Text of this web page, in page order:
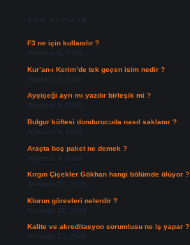
SON YAZILAR
F3 ne için kullanılır ?
Ağustos 6, 2026
Kur’an-ı Kerim’de tek geçen isim nedir ?
Ağustos 6, 2026
Ayçiçeği ayrı mı yazılır birleşik mi ?
Ağustos 5, 2026
Bulgur köftesi dondurucuda nasıl saklanır ?
Ağustos 4, 2026
Araçta boş paket ne demek ?
Ağustos 4, 2026
Kırgın Çiçekler Gökhan hangi bölümde ölüyor ?
Temmuz 27, 2026
Klorun görevleri nelerdir ?
Temmuz 25, 2026
Kalite ve akreditasyon sorumlusu ne iş yapar ?
Temmuz 23, 2026